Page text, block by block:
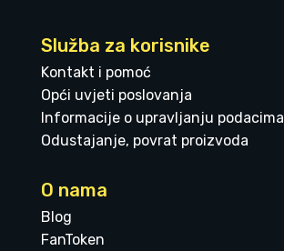
Služba za korisnike
Kontakt i pomoć
Opći uvjeti poslovanja
Informacije o upravljanju podacima
Odustajanje, povrat proizvoda
O nama
Blog
FanToken